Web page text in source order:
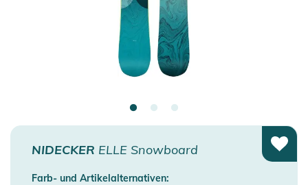
NIDECKER ELLE Snowboard
Farb- und Artikelalternativen: